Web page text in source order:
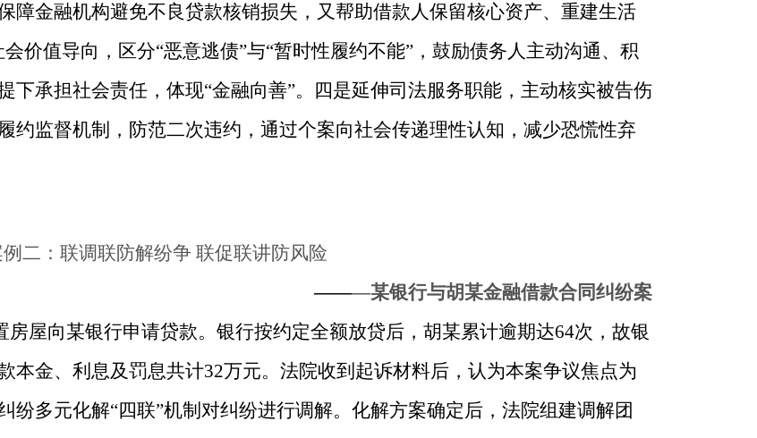
障金融机构避免不良贷款核销损失，又帮助借款人保留核心资产、重建生活
价值导向，区分“恶意逃债”与“暂时性履约不能”，鼓励债务人主动沟通、积
下承担社会责任，体现“金融向善”。四是延伸司法服务职能，主动核实被告伤
约监督机制，防范二次违约，通过个案向社会传递理性认知，减少恐慌性弃
例二：联调联防解纷争 联促联讲防风险
———某银行与胡某金融借款合同纠纷案
房屋向某银行申请贷款。银行按约定全额放贷后，胡某累计逾期达64次，故银
本金、利息及罚息共计32万元。法院收到起诉材料后，认为本案争议焦点为
纷多元化解“四联”机制对纠纷进行调解。化解方案确定后，法院组建调解团